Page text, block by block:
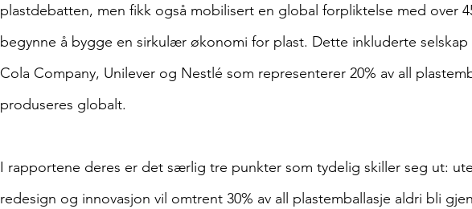
plastdebatten, men fikk også mobilisert en global forpliktelse med over
begynne å bygge en sirkulær økonomi for plast. Dette inkluderte selskap
Cola Company, Unilever og Nestlé som representerer 20% av all
produseres globalt.
I rapportene deres er det særlig tre punkter som tydelig skiller seg ut:
redesign og innovasjon vil omtrent 30% av all plastemballasje aldri bli